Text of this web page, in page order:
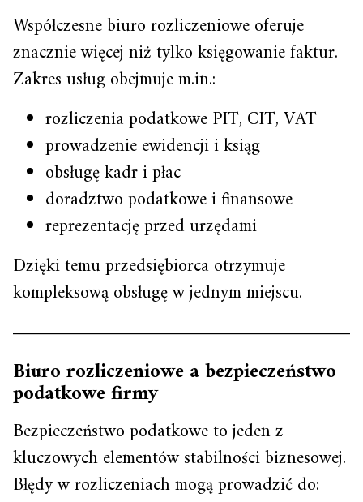
Współczesne biuro rozliczeniowe oferuje
znacznie więcej niż tylko księgowanie faktur.
Zakres usług obejmuje m.in.:
rozliczenia podatkowe PIT, CIT, VAT
prowadzenie ewidencji i ksiąg
obsługę kadr i płac
doradztwo podatkowe i finansowe
reprezentację przed urzędami
Dzięki temu przedsiębiorca otrzymuje
kompleksową obsługę w jednym miejscu.
Biuro rozliczeniowe a bezpieczeństwo
podatkowe firmy
Bezpieczeństwo podatkowe to jeden z
kluczowych elementów stabilności biznesowej.
Błędy w rozliczeniach mogą prowadzić do: